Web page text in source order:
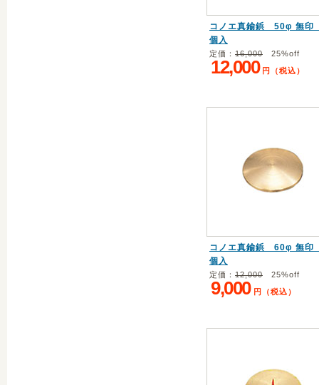
コノエ真鍮鋲 50φ 無
個入
定価： 16,000 25%off
12,000 円（税込）
コノエ真鍮鋲 60φ 無
個入
定価： 12,000 25%off
9,000 円（税込）